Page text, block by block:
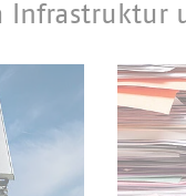
Infrastruktur